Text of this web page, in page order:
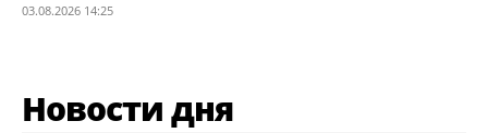
03.08.2026 14:25
Новости дня